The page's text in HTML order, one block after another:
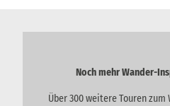
Noch mehr Wander-
Über 300 weitere Touren